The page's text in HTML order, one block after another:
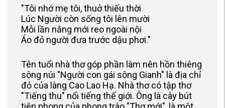
"Tôi nhớ mẹ tôi, thuở thiếu thời
Lúc Người còn sống tôi lên mười
Mỗi lần nắng mới reo ngoài nội
Áo đỏ người đưa trước dậu phơi."
Tên tuổi nhà thơ góp phần làm nên hồn thiêng
sông núi "Người con gái sông Gianh" là địa chỉ
đỏ của làng Cao Lao Hạ. Nhà thơ có tập thơ
"Tiếng thu" nổi tiếng thế giới. Ông là cây bút